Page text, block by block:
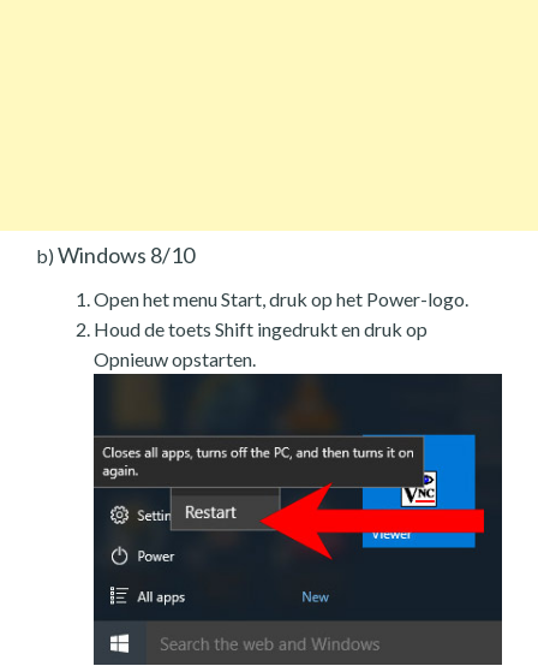
b) Windows 8/10
Open het menu Start, druk op het Power-logo.
Houd de toets Shift ingedrukt en druk op
Opnieuw opstarten.